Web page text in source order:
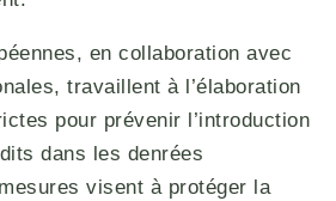
en collaboration avec
travaillent à l’élaboration
pour prévenir l’introduction
dans les denrées
visent à protéger la